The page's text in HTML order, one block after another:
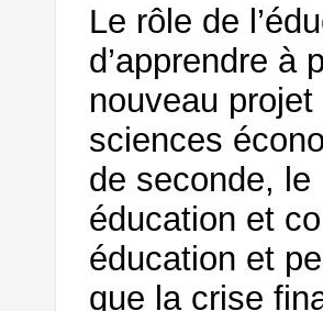
Le rôle de
d’apprendre à
nouveau
sciences
de seconde,
éducation et
éducation et
que la crise